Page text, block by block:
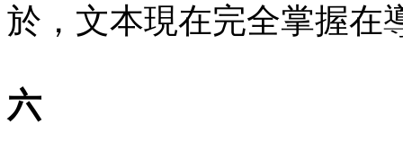
於，文本現在完全掌握在
六